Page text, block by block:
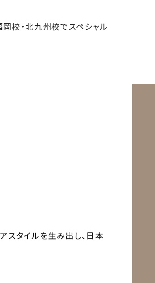
校・北九州校でスペシャル
スタイルを生み出し、日本